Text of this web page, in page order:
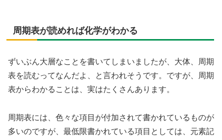
周期表が読めれば化学がわかる
ずいぶん大層なことを書いてしまいましたが、大体、周期
表を読むってなんだよ、と言われそうです。ですが、周期
表からわかることは、実はたくさんあります。
周期表には、色々な項目が付加されて書かれているものが
多いのですが、最低限書かれている項目としては、元素記